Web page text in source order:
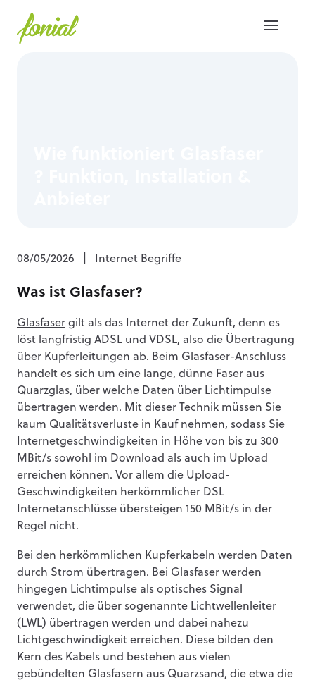
08/05/2026 Internet Begriffe
Was ist Glasfaser?
Glasfaser gilt als das Internet der Zukunft, denn es
löst langfristig ADSL und VDSL, also die Übertragung
über Kupferleitungen ab. Beim Glasfaser-Anschluss
handelt es sich um eine lange, dünne Faser aus
Quarzglas, über welche Daten über Lichtimpulse
übertragen werden. Mit dieser Technik müssen Sie
kaum Qualitätsverluste in Kauf nehmen, sodass Sie
Internetgeschwindigkeiten in Höhe von bis zu 300
MBit/s sowohl im Download als auch im Upload
erreichen können. Vor allem die Upload-
Geschwindigkeiten herkömmlicher DSL
Internetanschlüsse übersteigen 150 MBit/s in der
Regel nicht.
Bei den herkömmlichen Kupferkabeln werden Daten
durch Strom übertragen. Bei Glasfaser werden
hingegen Lichtimpulse als optisches Signal
verwendet, die über sogenannte Lichtwellenleiter
(LWL) übertragen werden und dabei nahezu
Lichtgeschwindigkeit erreichen. Diese bilden den
Kern des Kabels und bestehen aus vielen
gebündelten Glasfasern aus Quarzsand, die etwa die